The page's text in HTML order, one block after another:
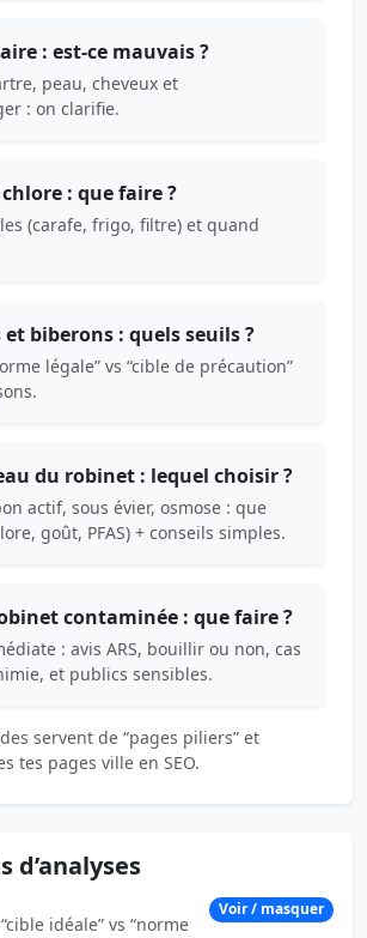
: est-ce mauvais ?
peau, cheveux et
: on clarifie.
: que faire ?
(carafe, frigo, filtre) et quand
biberons : quels seuils ?
légale” vs “cible de précaution”
du robinet : lequel choisir ?
actif, sous évier, osmose : que
goût, PFAS) + conseils simples.
contaminée : que faire ?
: avis ARS, bouillir ou non, cas
et publics sensibles.
servent de “pages piliers” et
tes pages ville en SEO.
d’analyses
idéale” vs “norme
Voir / masquer